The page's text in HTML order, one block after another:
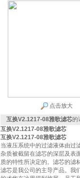
点击放大
互换V2.1217-08雅歌滤芯的
互换V2.1217-08雅歌滤芯
互换V2.1217-08雅歌滤芯
当液压系统中的过滤液体由过
杂质被截留在滤芯的深层及表
质的特性所决定的。滤芯的滤
滤芯是我公司的主导产品。我